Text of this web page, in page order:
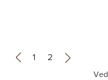
« 1 2 »